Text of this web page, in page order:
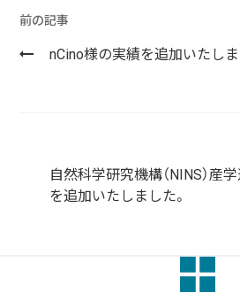
前の記事
nCino様の実績を追加いたしま
自然科学研究機構（NINS）産
を追加いたしました。